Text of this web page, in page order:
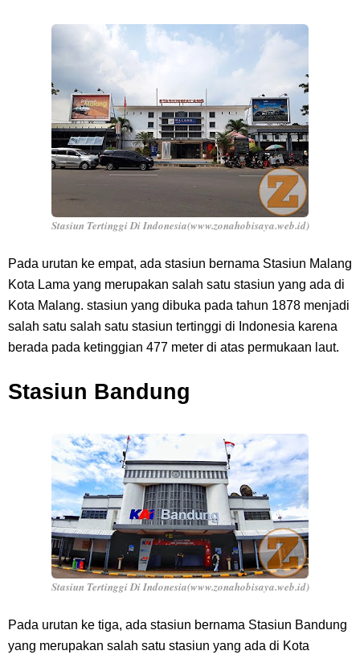
Stasiun Tertinggi Di Indonesia(www.zonahobisaya.web.id)
Pada urutan ke empat, ada stasiun bernama Stasiun Malang
Kota Lama yang merupakan salah satu stasiun yang ada di
Kota Malang. stasiun yang dibuka pada tahun 1878 menjadi
salah satu salah satu stasiun tertinggi di Indonesia karena
berada pada ketinggian 477 meter di atas permukaan laut.
Stasiun Bandung
Stasiun Tertinggi Di Indonesia(www.zonahobisaya.web.id)
Pada urutan ke tiga, ada stasiun bernama Stasiun Bandung
yang merupakan salah satu stasiun yang ada di Kota